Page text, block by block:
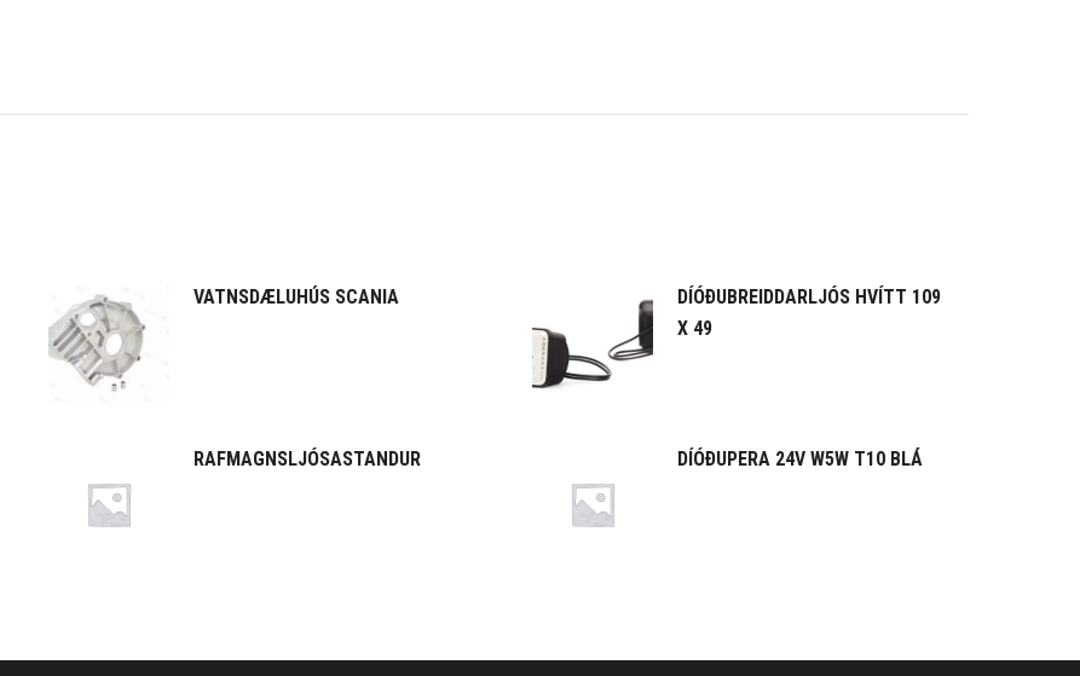
VATNSDÆLUHÚS SCANIA
DÍÓÐUBREIDDARLJÓS HVÍTT 109
X 49
RAFMAGNSLJÓSASTANDUR DÍÓÐUPERA 24V W5W T10 BLÁ